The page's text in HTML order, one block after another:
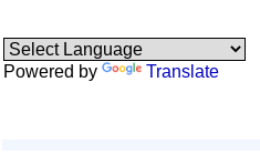
Powered by Translate